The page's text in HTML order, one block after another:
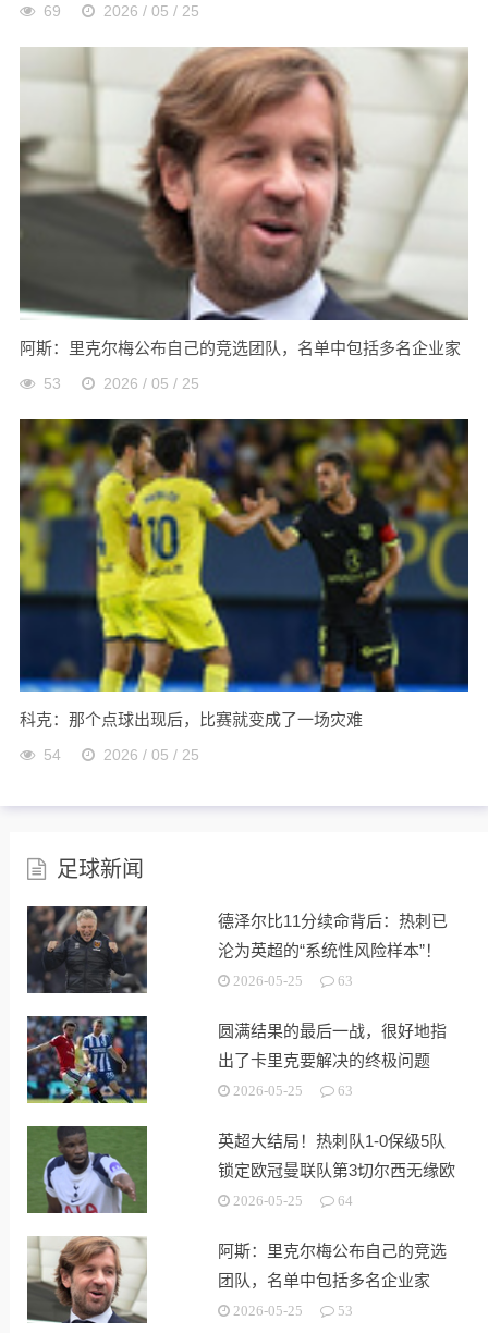
69 2026 / 05 / 25
阿斯：里克尔梅公布自己的竞选团队，名单中包括多名企业家
53 2026 / 05 / 25
科克：那个点球出现后，比赛就变成了一场灾难
54 2026 / 05 / 25
足球新闻
德泽尔比11分续命背后：热刺已
沦为英超的“系统性风险样本”！
2026-05-25 63
圆满结果的最后一战，很好地指
出了卡里克要解决的终极问题
2026-05-25 63
英超大结局！热刺队1-0保级5队
锁定欧冠曼联队第3切尔西无缘欧
战2026-05-25 64
阿斯：里克尔梅公布自己的竞选
团队，名单中包括多名企业家
2026-05-25 53